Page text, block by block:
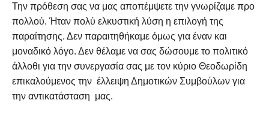
Την πρόθεση σας να μας αποπέμψετε την γνωρίζαμε προ
πολλού. Ήταν πολύ ελκυστική λύση η επιλογή της
παραίτησης. Δεν παραιτηθήκαμε όμως για έναν και
μοναδικό λόγο. Δεν θέλαμε να σας δώσουμε το πολιτικό
άλλοθι για την συνεργασία σας με τον κύριο Θεοδωρίδη
επικαλούμενος την έλλειψη Δημοτικών Συμβούλων για
την αντικατάσταση μας.